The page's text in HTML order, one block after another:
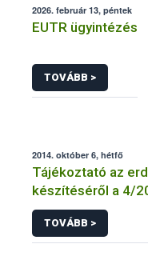
2026. február 13, péntek
EUTR ügyintézés
TOVÁBB >
2014. október 6, hétfő
Tájékoztató az
készítéséről a 4/
előírásai alapján
TOVÁBB >